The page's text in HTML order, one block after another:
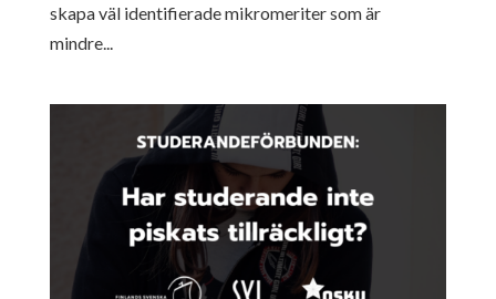
skapa väl identifierade mikromeriter som är
mindre...